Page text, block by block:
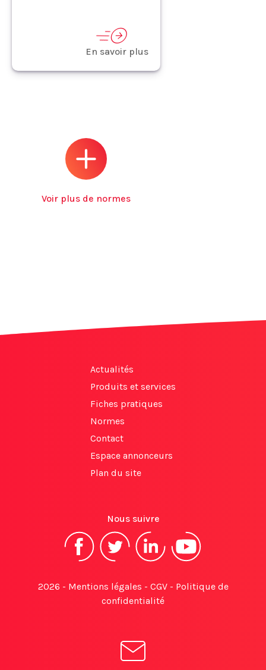
En savoir plus
Voir plus de normes
Actualités
Produits et services
Fiches pratiques
Normes
Contact
Espace annonceurs
Plan du site
Nous suivre
2026 - Mentions légales - CGV- Politique de
confidentialité